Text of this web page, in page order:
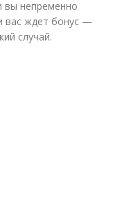
вы непременно
вас ждет бонус —
случай.